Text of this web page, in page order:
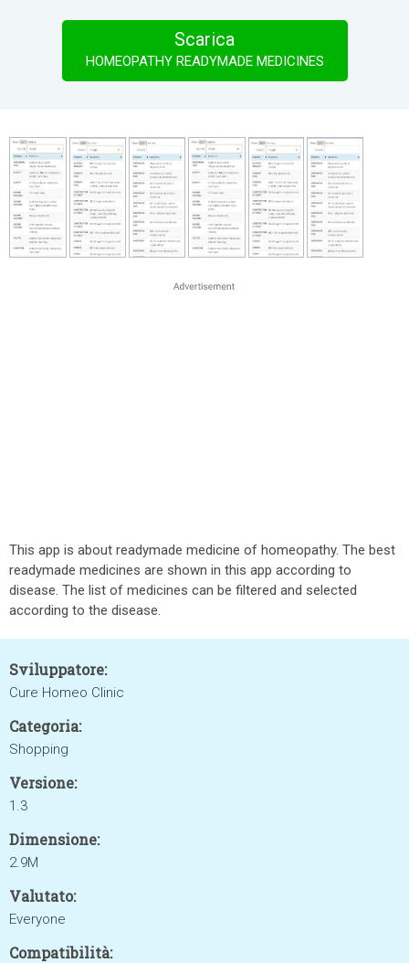
Scarica
HOMEOPATHY READYMADE MEDICINES
This app is about readymade medicine of homeopathy. The best
readymade medicines are shown in this app according to
disease. The list of medicines can be filtered and selected
according to the disease.
Sviluppatore:
Cure Homeo Clinic
Categoria:
Shopping
Versione:
1.3
Dimensione:
2.9M
Valutato:
Everyone
Compatibilità: